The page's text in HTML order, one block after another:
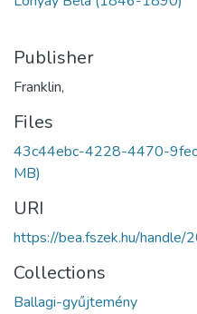
Publisher
Franklin,
Files
43c44ebc-4228-4470-
MB)
URI
https://bea.fszek.hu/
Collections
Ballagi-gyűjtemény